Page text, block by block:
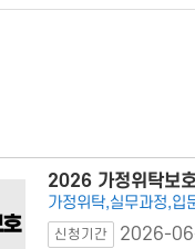
2026 가정위탁보
가정위탁,실무과정,입
신청기간 2026-